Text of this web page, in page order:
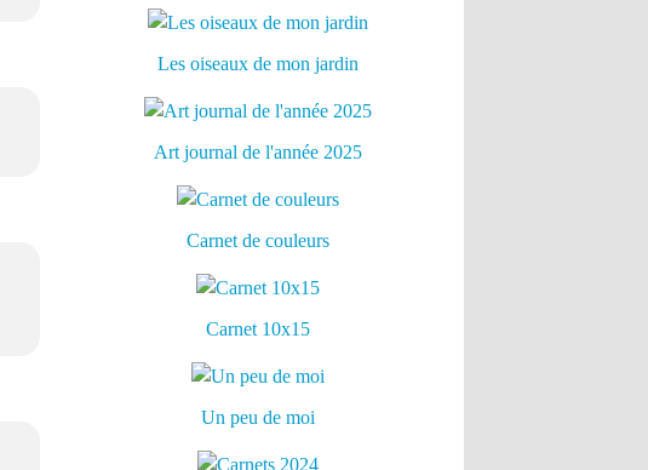
Les oiseaux de mon jardin
Art journal de l'année 2025
Carnet de couleurs
Carnet 10x15
Un peu de moi